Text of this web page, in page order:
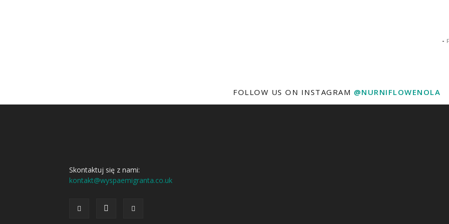
-
FOLLOW US ON INSTAGRAM @NURNIFLOWENOLA
Skontaktuj się z nami:
kontakt@wyspaemigranta.co.uk